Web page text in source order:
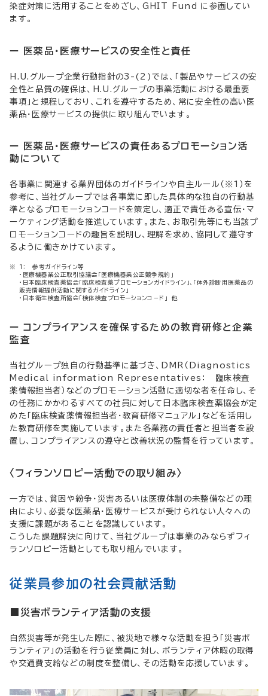
染症対策に活用することをめざし、GHIT Fund に参画してい
ます。
ー 医薬品・医療サービスの安全性と責任
H.U.グループ企業行動指針の3-(2)では、「製品やサービスの安
全性と品質の確保は、H.U.グループの事業活動における最重要
事項」と規程しており、これを遵守するため、常に安全性の高い医
薬品・医療サービスの提供に取り組んでいます。
ー 医薬品・医療サービスの責任あるプロモーション活
動について
各事業に関連する業界団体のガイドラインや自主ルール（※1）を
参考に、当社グループでは各事業に即した具体的な独自の行動基
準となるプロモーションコードを策定し、適正で責任ある宣伝・マ
ーケティング活動を推進しています。また、お取引先等にも当該プ
ロモーションコードの趣旨を説明し、理解を求め、協同して遵守す
るように働きかけています。
1： 参考ガイドライン等
・医療機器業公正取引協議会「医療機器業公正競争規約」
・日本臨床検査薬協会「臨床検査薬プロモーションガイドライン」、「体外診断用医薬品の
販売情報提供活動に関するガイドライン」
・日本衛生検査所協会「検体検査プロモーションコ－ド」 他
ー コンプライアンスを確保するための教育研修と企業
監査
当社グループ独自の行動基準に基づき、DMR（Diagnostics
Medical information Representatives： 臨床検査
薬情報担当者）などのプロモーション活動に適切な者を任命し、そ
の任務にかかわるすべての社員に対して日本臨床検査薬協会が定
めた「臨床検査薬情報担当者・教育研修マニュアル」などを活用し
た教育研修を実施しています。また各業務の責任者と担当者を設
置し、コンプライアンスの遵守と改善状況の監督を行っています。
〈フィランソロピー活動での取り組み〉
一方では、貧困や紛争・災害あるいは医療体制の未整備などの理
由により、必要な医薬品・医療サービスが受けられない人々への
支援に課題があることを認識しています。
こうした課題解決に向けて、当社グループは事業のみならずフィ
ランソロピー活動としても取り組んでいます。
従業員参加の社会貢献活動
■災害ボランティア活動の支援
自然災害等が発生した際に、被災地で様々な活動を担う「災害ボ
ランティア」の活動を行う従業員に対し、ボランティア休暇の取得
や交通費支給などの制度を整備し、その活動を応援しています。